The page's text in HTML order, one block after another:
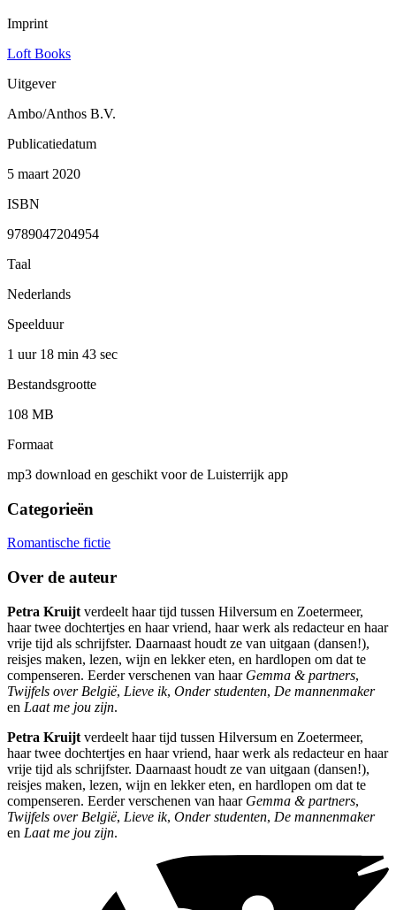
Imprint
Loft Books
Uitgever
Ambo/Anthos B.V.
Publicatiedatum
5 maart 2020
ISBN
9789047204954
Taal
Nederlands
Speelduur
1 uur 18 min 43 sec
Bestandsgrootte
108 MB
Formaat
mp3 download en geschikt voor de Luisterrijk app
Categorieën
Romantische fictie
Over de auteur
Petra Kruijt verdeelt haar tijd tussen Hilversum en Zoetermeer,
haar twee dochtertjes en haar vriend, haar werk als redacteur en haar
vrije tijd als schrijfster. Daarnaast houdt ze van uitgaan (dansen!),
reisjes maken, lezen, wijn en lekker eten, en hardlopen om dat te
compenseren. Eerder verschenen van haar Gemma & partners,
Twijfels over België, Lieve ik, Onder studenten, De mannenmaker
en Laat me jou zijn.
Petra Kruijt verdeelt haar tijd tussen Hilversum en Zoetermeer,
haar twee dochtertjes en haar vriend, haar werk als redacteur en haar
vrije tijd als schrijfster. Daarnaast houdt ze van uitgaan (dansen!),
reisjes maken, lezen, wijn en lekker eten, en hardlopen om dat te
compenseren. Eerder verschenen van haar Gemma & partners,
Twijfels over België, Lieve ik, Onder studenten, De mannenmaker
en Laat me jou zijn.